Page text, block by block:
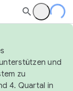
und
zu
4. Quartal in